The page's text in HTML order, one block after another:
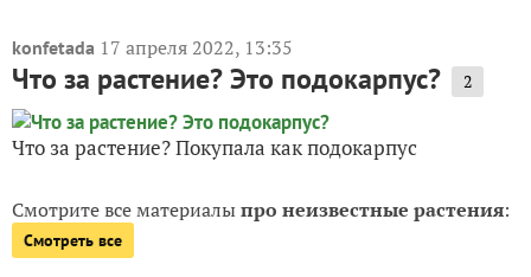
konfetada 17 апреля 2022, 13:35
Что за растение? Это подокарпус? 2
Что за растение? Покупала как подокарпус
Смотрите все материалыпро неизвестные растения:
Смотреть все